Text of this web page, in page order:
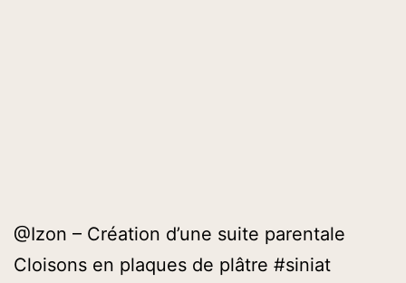
@Izon – Création d’une suite parentale
Cloisons en plaques de plâtre #siniat